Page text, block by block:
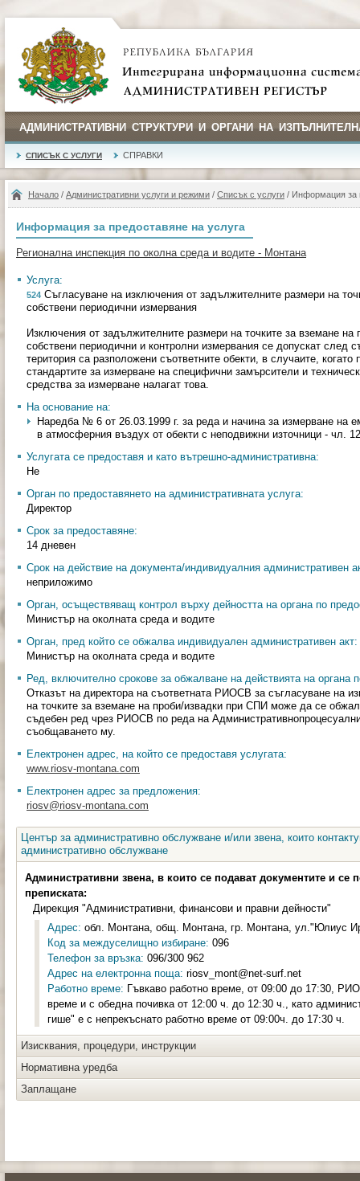
АДМИНИСТРАТИВНИ СТРУКТУРИ И ОРГАНИ НА
СПИСЪК С УСЛУГИ СПРАВКИ
Начало / Административни услуги и режими / Списък с услуги / Информация за
Информация за предоставяне на услуга
Регионална инспекция по околна среда и водите - Монтана
Услуга:
524 Съгласуване на изключения от задължителните размери на
собствени периодични измервания
Изключения от задължителните размери на точките за вземане на
собствени периодични и контролни измервания се допускат след
територия са разположени съответните обекти, в случаите, когато
стандартите за измерване на специфични замърсители и
средства за измерване налагат това.
На основание на:
Наредба № 6 от 26.03.1999 г. за реда и начина за измерване на
в атмосферния въздух от обекти с неподвижни източници - чл.
Услугата се предоставя и като вътрешно-административна:
Не
Орган по предоставянето на административната услуга:
Директор
Срок за предоставяне:
14 дневен
Срок на действие на документа/индивидуалния административен
неприложимо
Орган, осъществяващ контрол върху дейността на органа по
Министър на околната среда и водите
Орган, пред който се обжалва индивидуален административен акт:
Министър на околната среда и водите
Ред, включително срокове за обжалване на действията на органа
Отказът на директора на съответната РИОСВ за съгласуване на
на точките за вземане на проби/извадки при СПИ може да се
съдебен ред чрез РИОСВ по реда на
съобщаването му.
Електронен адрес, на който се предоставя услугата:
www.riosv-montana.com
Електронен адрес за предложения:
riosv@riosv-montana.com
Център за административно обслужване и/или звена, които
административно обслужване
Административни звена, в които се подават документите и се
преписката:
Дирекция "Административни, финансови и правни дейности"
Адрес: обл. Монтана, общ. Монтана, гр. Монтана, ул."Юлиус
Код за междуселищно избиране: 096
Телефон за връзка: 096/300 962
Адрес на електронна поща: riosv_mont@net-surf.net
Работно време: Гъвкаво работно време, от 09:00 до 17:30,
време и с обедна почивка от 12:00 ч. до 12:30 ч., като
гише" е с непрекъснато работно време от 09:00ч. до 17:30 ч.
Изисквания, процедури, инструкции
Нормативна уредба
Заплащане